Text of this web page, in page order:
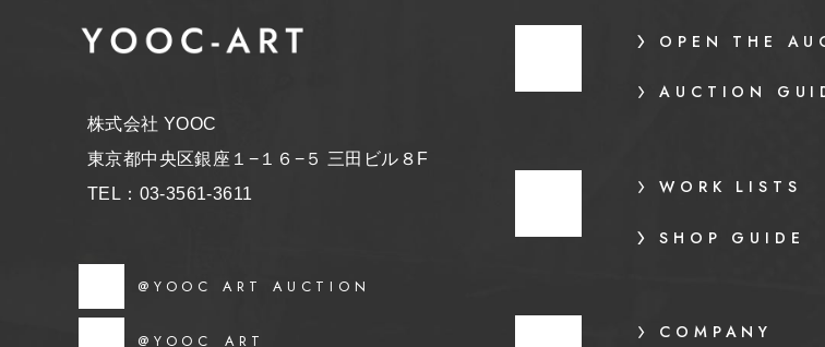
株式会社 YOOC
東京都中央区銀座１−１６−５ 三田ビル８F
TEL：03-3561-3611
@YOOC ART AUCTION
@YOOC_ART
OPEN THE
AUCTION
WORK LISTS
SHOP GUIDE
COMPANY